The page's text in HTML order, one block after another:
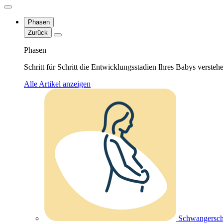
Phasen
Zurück
Phasen
Schritt für Schritt die Entwicklungsstadien Ihres Babys
Alle Artikel anzeigen